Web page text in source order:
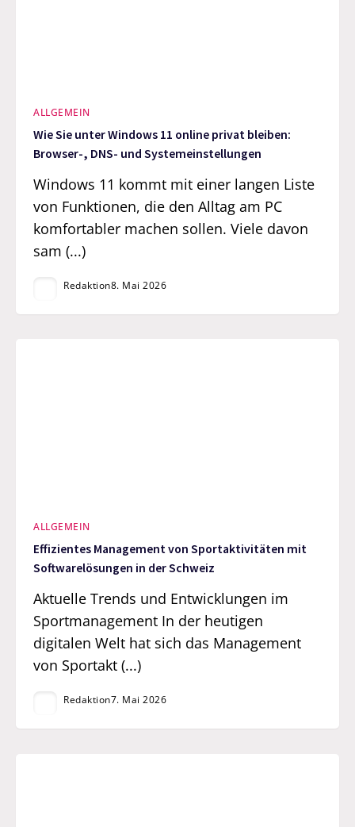
ALLGEMEIN
Wie Sie unter Windows 11 online privat bleiben:
Browser-, DNS- und Systemeinstellungen
Windows 11 kommt mit einer langen Liste
von Funktionen, die den Alltag am PC
komfortabler machen sollen. Viele davon
sam (...)
Redaktion8. Mai 2026
ALLGEMEIN
Effizientes Management von Sportaktivitäten mit
Softwarelösungen in der Schweiz
Aktuelle Trends und Entwicklungen im
Sportmanagement In der heutigen
digitalen Welt hat sich das Management
von Sportakt (...)
Redaktion7. Mai 2026